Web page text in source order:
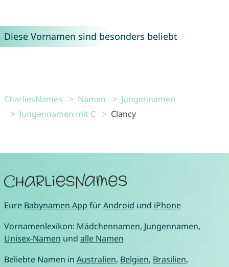
Diese Vornamen sind besonders beliebt
CharliesNames Namen
Jungennamen
Jungennamen mit C
Clancy
Eure Babynamen App fürAndroid und iPhone
Vornamenlexikon: Mädchennamen, Jungennamen,
Unisex-Namen und alle Namen
Beliebte Namen in Australien, Belgien, Brasilien,